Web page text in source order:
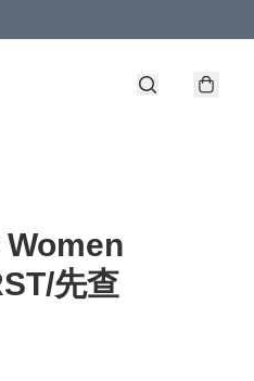
先查